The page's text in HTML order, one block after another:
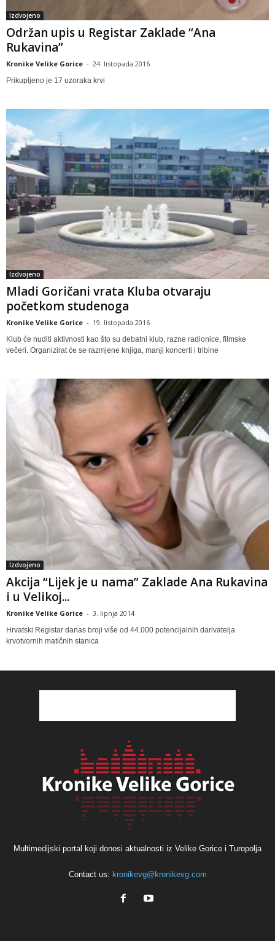
Izdvojeno
Održan upis u Registar Zaklade “Ana
Rukavina”
Kronike Velike Gorice - 24. listopada 2016
Prikupljeno je 17 uzoraka krvi
Izdvojeno
Mladi Goričani vrata Kluba otvaraju
početkom studenoga
Kronike Velike Gorice - 19. listopada 2016
Klub će nuditi aktivnosti kao što su debatni klub, razne radionice, filmske
večeri. Organizirat će se razmjene knjiga, manji koncerti i tribine
Izdvojeno
Akcija “Lijek je u nama” Zaklade Ana Rukavina
i u Velikoj...
Kronike Velike Gorice - 3. lipnja 2014
Hrvatski Registar danas broji više od 44.000 potencijalnih darivatelja
krvotvornih matičnih stanica
Multimedijski portal koji donosi aktualnosti iz Velike Gorice i Turopolja
Contact us: kronikevg@kronikevg.com